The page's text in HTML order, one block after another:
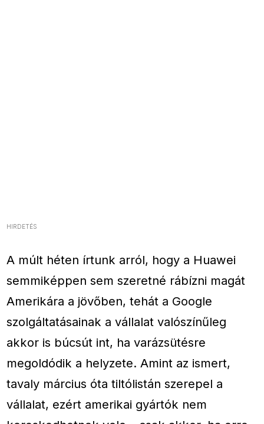
HIRDETÉS
A múlt héten írtunk arról, hogy a Huawei
semmiképpen sem szeretné rábízni magát
Amerikára a jövőben, tehát a Google
szolgáltatásainak a vállalat valószínűleg
akkor is búcsút int, ha varázsütésre
megoldódik a helyzete. Amint az ismert,
tavaly március óta tiltólistán szerepel a
vállalat, ezért amerikai gyártók nem